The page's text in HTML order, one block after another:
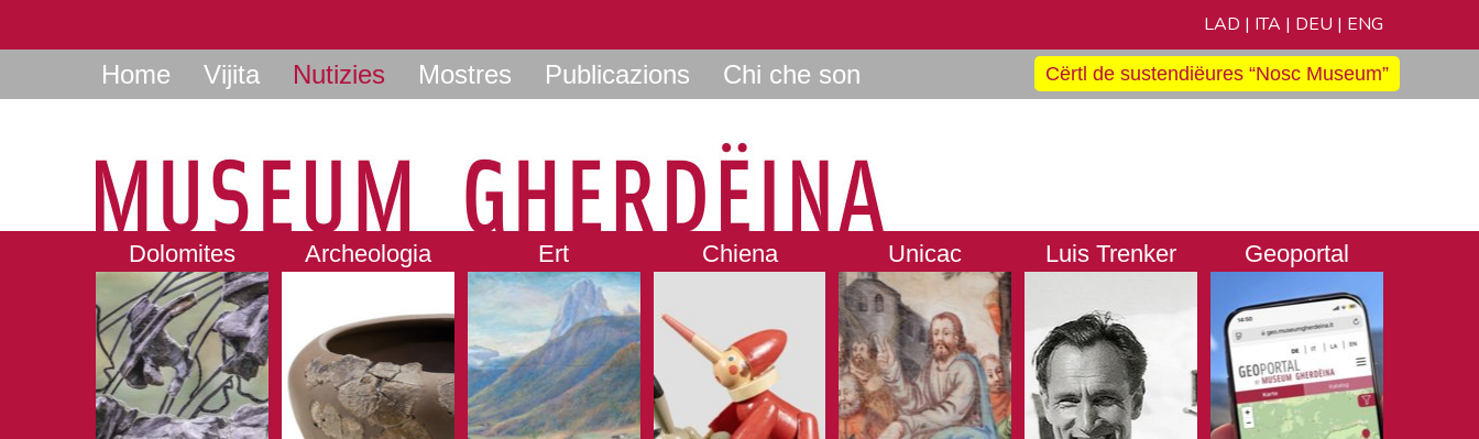
LAD | ITA | DEU | ENG
Home Vijita Nutizies Mostres Publicazions Chi che son Cërtl de sustendiëures “Nosc Museum”
Dolomites Archeologia Ert Chiena Unicac Luis Trenker Geoportal